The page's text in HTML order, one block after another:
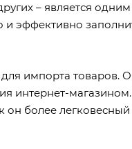
– является
эффективно
импорта товаров.
интернет-
более